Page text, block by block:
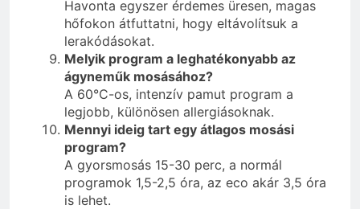
Havonta egyszer érdemes üresen, magas
hőfokon átfuttatni, hogy eltávolítsuk a
lerakódásokat.
Melyik program a leghatékonyabb az
ágyneműk mosásához?
A 60°C-os, intenzív pamut program a
legjobb, különösen allergiásoknak.
Mennyi ideig tart egy átlagos mosási
program?
A gyorsmosás 15-30 perc, a normál
programok 1,5-2,5 óra, az eco akár 3,5 óra
is lehet.